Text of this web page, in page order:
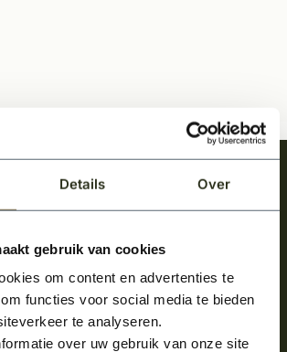
Details Over
gebruik van cookies
om content en advertenties te
functies voor social media te bieden
te analyseren.
over uw gebruik van onze site
ontvang het laatste nieuws
bouwstijl!
nieuwsbrief